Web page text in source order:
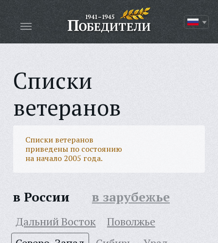
Списки
ветеранов
Списки ветеранов
приведены по состоянию
на начало 2005 года.
в России в зарубежье
Дальний Восток
Поволжье